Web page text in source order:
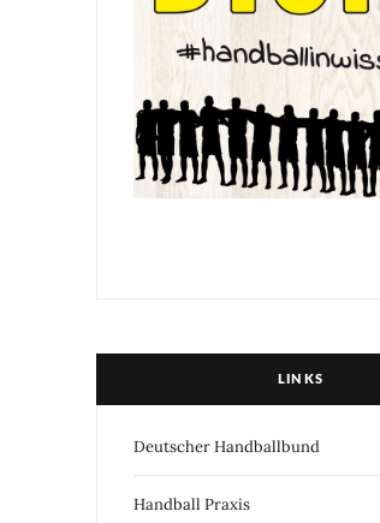
LINKS
Deutscher Handballbund
Handball Praxis